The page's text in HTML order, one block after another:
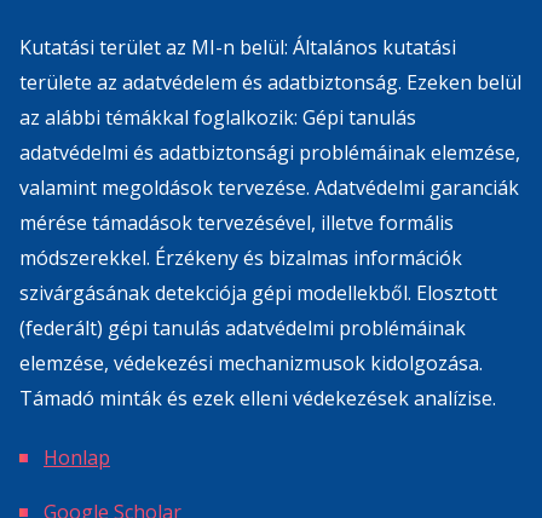
Kutatási terület az MI-n belül: Általános kutatási
területe az adatvédelem és adatbiztonság. Ezeken belül
az alábbi témákkal foglalkozik: Gépi tanulás
adatvédelmi és adatbiztonsági problémáinak elemzése,
valamint megoldások tervezése. Adatvédelmi garanciák
mérése támadások tervezésével, illetve formális
módszerekkel. Érzékeny és bizalmas információk
szivárgásának detekciója gépi modellekből. Elosztott
(federált) gépi tanulás adatvédelmi problémáinak
elemzése, védekezési mechanizmusok kidolgozása.
Támadó minták és ezek elleni védekezések analízise.
Honlap
Google Scholar